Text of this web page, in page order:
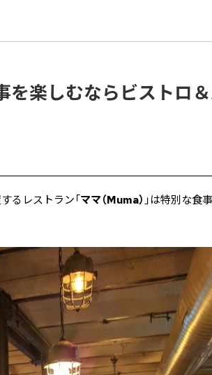
を楽しむならビストロ
るレストラン「 ママ（Muma）」は特別な食